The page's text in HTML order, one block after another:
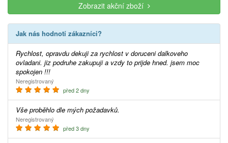
Zobrazit akční zboží
Jak nás hodnotí zákazníci?
Rychlost, opravdu dekuji za rychlost v doruceni dalkoveho
ovladani. jiz podruhe zakupuji a vzdy to prijde hned. jsem moc
spokojen !!!
Neregistrovaný
před 2 dny
Vše proběhlo dle mých požadavků.
Neregistrovaný
před 3 dny